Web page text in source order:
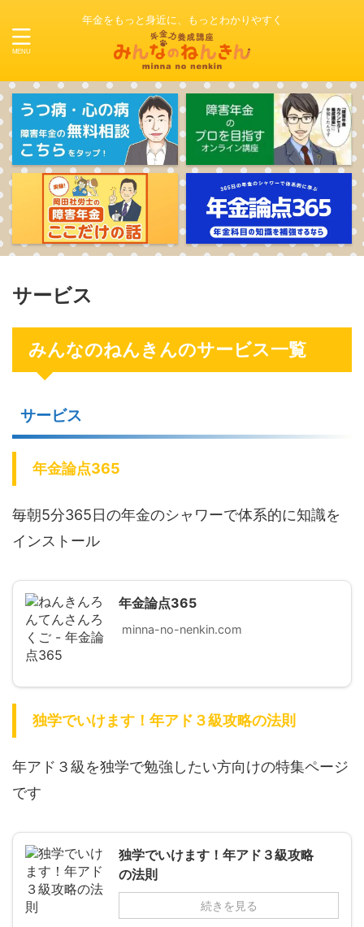
年金をもっと身近に、もっとわかりやすく
サービス
みんなのねんきんのサービス一覧
サービス
年金論点365
毎朝5分365日の年金のシャワーで体系的に知識を
インストール
年金論点365
minna-no-nenkin.com
独学でいけます！年アド３級攻略の法則
年アド３級を独学で勉強したい方向けの特集ページ
です
独学でいけます！年アド３級攻略
の法則
続きを見る